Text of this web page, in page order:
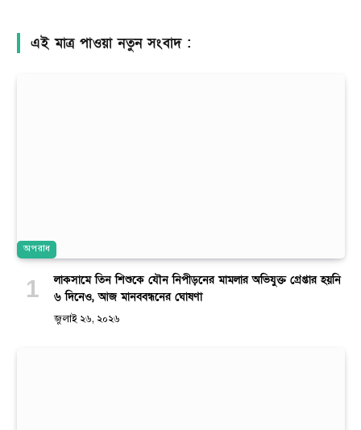
এই মাত্র পাওয়া নতুন সংবাদ :
অপরাধ
লাকসামে তিন শিশুকে যৌন নিপীড়নের মামলার অভিযুক্ত গ্রেপ্তার হয়নি
৬ দিনেও, আজ মানববন্ধনের ঘোষণা
জুলাই ২৬, ২০২৬